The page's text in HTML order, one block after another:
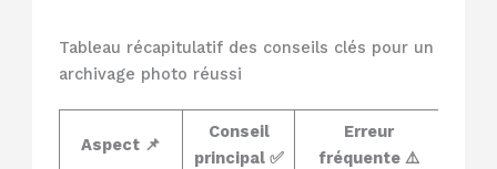
Tableau récapitulatif des conseils clés pour un
archivage photo réussi
Aspect 📌
Conseil
principal ✅
Erreur
fréquente ⚠️